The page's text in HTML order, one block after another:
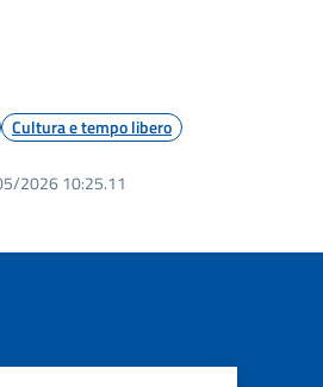
Cultura e tempo libero
2026 10:25.11